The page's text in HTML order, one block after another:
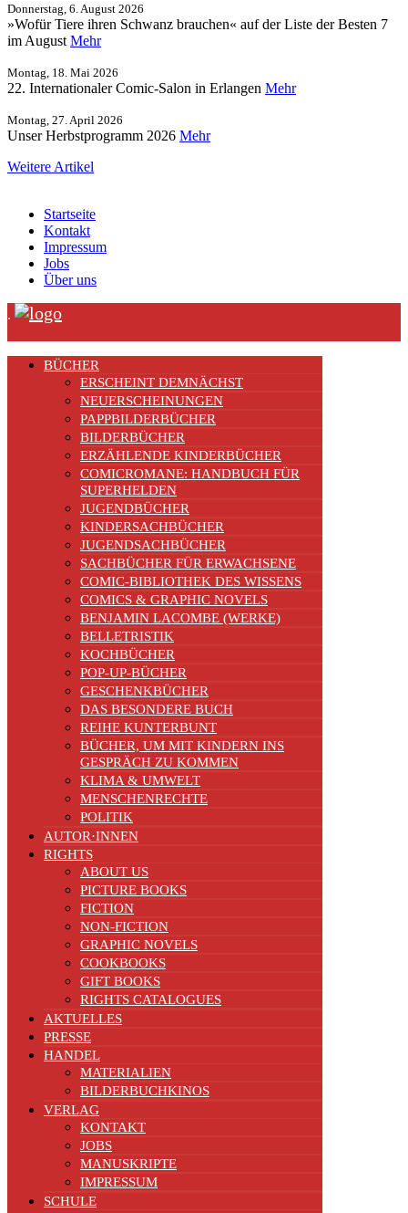
Donnerstag, 6. August 2026
»Wofür Tiere ihren Schwanz brauchen« auf der Liste der Besten 7
im August Mehr
Montag, 18. Mai 2026
22. Internationaler Comic-Salon in Erlangen Mehr
Montag, 27. April 2026
Unser Herbstprogramm 2026 Mehr
Weitere Artikel
Startseite
Kontakt
Impressum
Jobs
Über uns
.
BÜCHER
ERSCHEINT DEMNÄCHST
NEUERSCHEINUNGEN
PAPPBILDERBÜCHER
BILDERBÜCHER
ERZÄHLENDE KINDERBÜCHER
COMICROMANE: HANDBUCH FÜR
SUPERHELDEN
JUGENDBÜCHER
KINDERSACHBÜCHER
JUGENDSACHBÜCHER
SACHBÜCHER FÜR ERWACHSENE
COMIC-BIBLIOTHEK DES WISSENS
COMICS & GRAPHIC NOVELS
BENJAMIN LACOMBE (WERKE)
BELLETRISTIK
KOCHBÜCHER
POP-UP-BÜCHER
GESCHENKBÜCHER
DAS BESONDERE BUCH
REIHE KUNTERBUNT
BÜCHER, UM MIT KINDERN INS
GESPRÄCH ZU KOMMEN
KLIMA & UMWELT
MENSCHENRECHTE
POLITIK
AUTOR·INNEN
RIGHTS
ABOUT US
PICTURE BOOKS
FICTION
NON-FICTION
GRAPHIC NOVELS
COOKBOOKS
GIFT BOOKS
RIGHTS CATALOGUES
AKTUELLES
PRESSE
HANDEL
MATERIALIEN
BILDERBUCHKINOS
VERLAG
KONTAKT
JOBS
MANUSKRIPTE
IMPRESSUM
SCHULE